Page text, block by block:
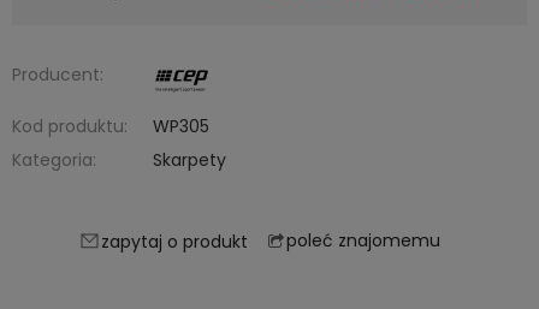
Producent:
Kod produktu:
WP305
Kategoria:
Skarpety
zapytaj o produkt poleć znajomemu